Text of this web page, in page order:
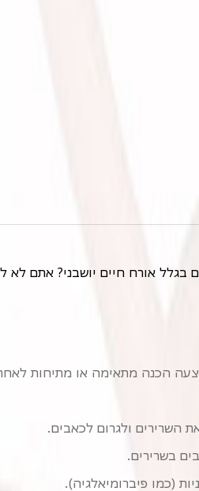
הכנה מתאימה או מתיחות
השרירים ולגרום לכאבים.
בשרירים.
(כמו פיברומיאלגיה).